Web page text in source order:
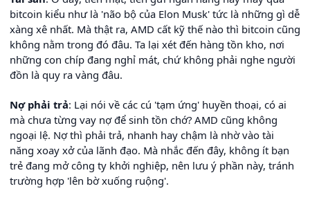
bitcoin kiểu như là 'não bộ của Elon Musk' tức là những gì dễ
xàng xê nhất. Mà thật ra, AMD cất kỹ thế nào thì bitcoin cũng
không nằm trong đó đâu. Ta lại xét đến hàng tồn kho, nơi
những con chíp đang nghỉ mát, chứ không phải nghe người
đồn là quy ra vàng đâu.
Nợ phải trả: Lại nói về các cú 'tạm ứng' huyền thoại, có ai
mà chưa từng vay nợ để sinh tồn chớ? AMD cũng không
ngoại lệ. Nợ thì phải trả, nhanh hay chậm là nhờ vào tài
năng xoay xở của lãnh đạo. Mà nhắc đến đây, không ít bạn
trẻ đang mở công ty khởi nghiệp, nên lưu ý phần này, tránh
trường hợp 'lên bờ xuống ruộng'.